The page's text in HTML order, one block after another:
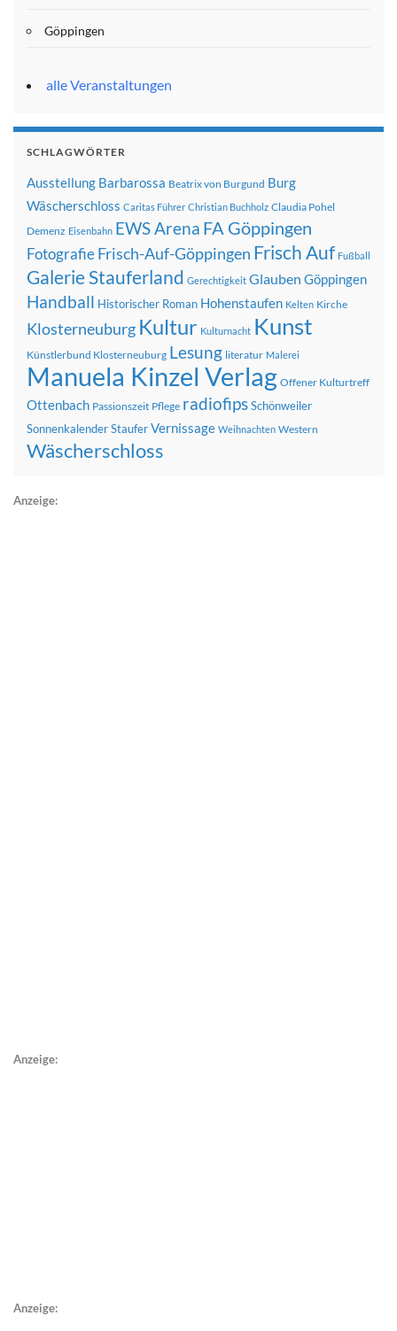
Göppingen
alle Veranstaltungen
SCHLAGWÖRTER
Ausstellung Barbarossa Beatrix von Burgund Burg
Wäscherschloss Caritas Führer Christian Buchholz Claudia Pohel
Demenz Eisenbahn EWS Arena FA Göppingen
FotografieFrisch-Auf-Göppingen Frisch Auf Fußball
Galerie Stauferland Gerechtigkeit Glauben Göppingen
Handball Historischer Roman Hohenstaufen Kelten Kirche
Klosterneuburg Kultur Kulturnacht Kunst
Künstlerbund Klosterneuburg Lesung literatur Malerei
Manuela Kinzel Verlag Offener Kulturtreff
Ottenbach Passionszeit Pflege radiofipsSchönweiler
SonnenkalenderStauferVernissage Weihnachten Western
Wäscherschloss
Anzeige:
Anzeige:
Anzeige: